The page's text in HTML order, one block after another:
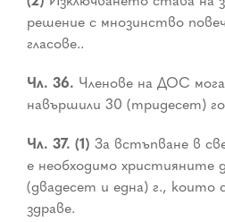
решение с мнозинство
гласове..
Чл. 36. Членове на ДОС
навършили 30 (тридесет)
Чл. 37. (1) За встъпване в
е необходимо християните
(двадесет и една) г., които
здраве.